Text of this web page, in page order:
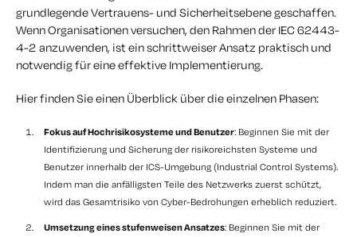
grundlegende Vertrauens- und Sicherheitsebene geschaffen.
Wenn Organisationen versuchen, den Rahmen der IEC 62443-
4-2 anzuwenden, ist ein schrittweiser Ansatz praktisch und
notwendig für eine effektive Implementierung.
Hier finden Sie einen Überblick über die einzelnen Phasen:
Fokus auf Hochrisikosysteme und Benutzer: Beginnen Sie mit der
Identifizierung und Sicherung der risikoreichsten Systeme und
Benutzer innerhalb der ICS-Umgebung (Industrial Control Systems).
Indem man die anfälligsten Teile des Netzwerks zuerst schützt,
wird das Gesamtrisiko von Cyber-Bedrohungen erheblich reduziert.
Umsetzung eines stufenweisen Ansatzes: Beginnen Sie mit der